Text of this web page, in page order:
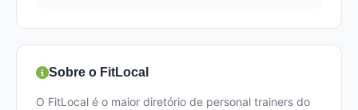
Sobre o FitLocal
O FitLocal é o maior diretório de personal trainers do